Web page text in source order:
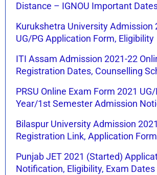
Distance – IGNOU Important
Kurukshetra University Admission
UG/PG Application Form, Eligibility
ITI Assam Admission 2021-22
Registration Dates, Counselling
PRSU Online Exam Form 2021
Year/1st Semester Admission
Bilaspur University Admission
Registration Link, Application Form
Punjab JET 2021 (Started)
Notification, Eligibility, Exam Dates